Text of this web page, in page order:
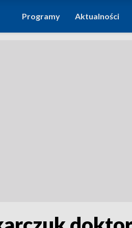
Programy Aktualności